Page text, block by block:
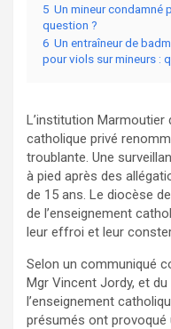
5 Un mineur condamné
question ?
6 Un entraîneur de
pour viols sur mineurs :
L’institution
catholique privé
troublante. Une
à pied après des
de 15 ans. Le diocèse
de l’enseignement
leur effroi et leur
Selon un communiqué
Mgr Vincent Jordy, et
l’enseignement
présumés ont provoqué